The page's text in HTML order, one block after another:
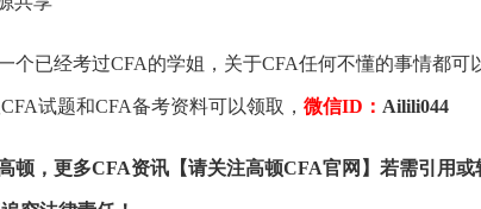
已经考过CFA的学姐，关于CFA任何不懂的事情都可
试题和CFA备考资料可以领取， 微信ID： Ailili044
，更多CFA资讯【请关注高顿CFA官网】若需引用或